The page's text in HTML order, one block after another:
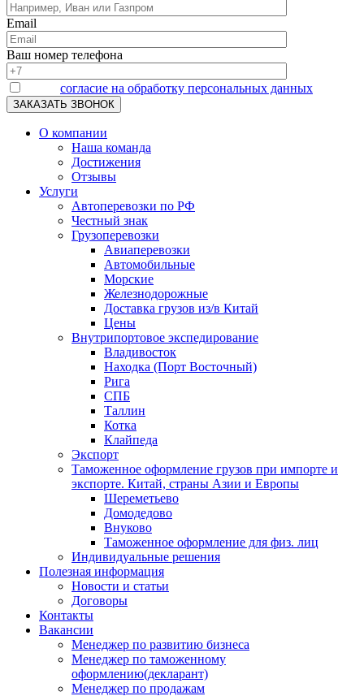
Email
Ваш номер телефона
согласие на обработку персональных данных
О компании
Наша команда
Достижения
Отзывы
Услуги
Автоперевозки по РФ
Честный знак
Грузоперевозки
Авиаперевозки
Автомобильные
Морские
Железнодорожные
Доставка грузов из/в Китай
Цены
Внутрипортовое экспедирование
Владивосток
Находка (Порт Восточный)
Рига
СПБ
Таллин
Котка
Клайпеда
Экспорт
Таможенное оформление грузов при импорте и
экспорте. Китай, страны Азии и Европы
Шереметьево
Домодедово
Внуково
Таможенное оформление для физ. лиц
Индивидуальные решения
Полезная информация
Новости и статьи
Договоры
Контакты
Вакансии
Менеджер по развитию бизнеса
Менеджер по таможенному
оформлению(декларант)
Менеджер по продажам